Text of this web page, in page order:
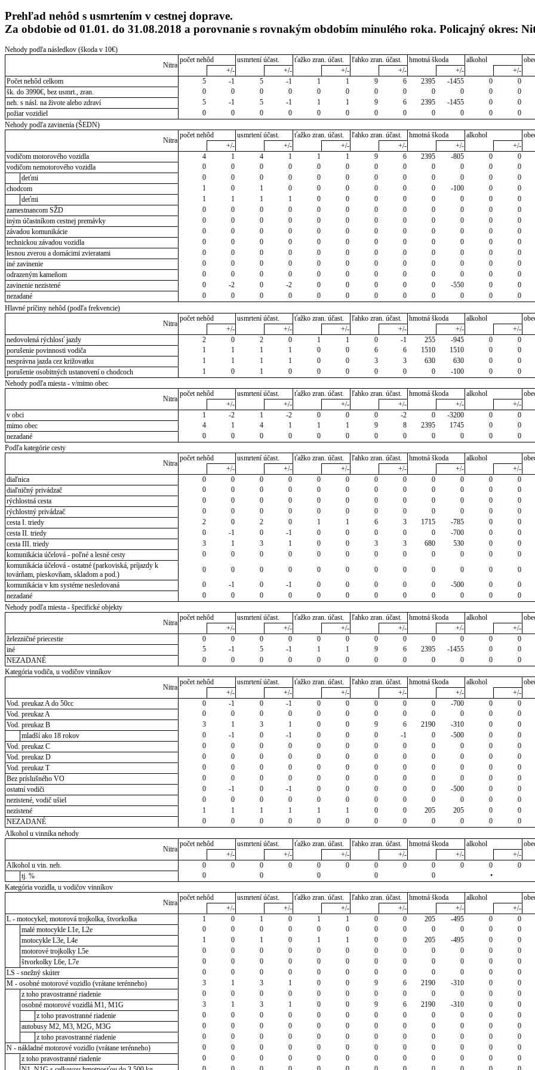
Prehľad nehôd s usmrtením v cestnej doprave.
Za obdobie od 01.01. do 31.08.2018 a porovnanie s rovnakým obdobím minulého roka. Policajný okres:
Nehody podľa následkov (škoda v 10€)
Nitra
počet nehôd usmrtení účast. ťažko zran. účast. ľahko zran. účast. hmotná škoda alkohol
+/-
+/- +/- +/- +/- +/-
Počet nehôd celkom
5 -1 5 -1 1 1 9 6 2395 -1455 0 0
šk. do 3990€, bez usmrt., zran.
0 0 0 0 0 0 0 0 0 0 0 0
neh. s násl. na živote alebo zdraví
5 -1 5 -1 1 1 9 6 2395 -1455 0 0
požiar vozidiel
0 0 0 0 0 0 0 0 0 0 0 0
Nehody podľa zavinenia (ŠEDN)
Nitra
počet nehôd usmrtení účast. ťažko zran. účast. ľahko zran. účast. hmotná škoda alkohol
+/-
+/- +/- +/- +/- +/-
vodičom motorového vozidla
4 1 4 1 1 1 9 6 2395 -805 0 0
vodičom nemotorového vozidla
0 0 0 0 0 0 0 0 0 0 0 0
deťmi
0 0 0 0 0 0 0 0 0 0 0 0
chodcom
1 0 1 0 0 0 0 0 0 -100 0 0
deťmi
1 1 1 1 0 0 0 0 0 0 0 0
zamestnancom SŽD
0 0 0 0 0 0 0 0 0 0 0 0
iným účastníkom cestnej premávky
0 0 0 0 0 0 0 0 0 0 0 0
závadou komunikácie
0 0 0 0 0 0 0 0 0 0 0 0
technickou závadou vozidla
0 0 0 0 0 0 0 0 0 0 0 0
lesnou zverou a domácimi zvieratami
0 0 0 0 0 0 0 0 0 0 0 0
iné zavinenie
0 0 0 0 0 0 0 0 0 0 0 0
odrazeným kameňom
0 0 0 0 0 0 0 0 0 0 0 0
zavinenie nezistené
0 -2 0 -2 0 0 0 0 0 -550 0 0
nezadané
0 0 0 0 0 0 0 0 0 0 0 0
Hlavné príčiny nehôd (podľa frekvencie)
Nitra
počet nehôd usmrtení účast. ťažko zran. účast. ľahko zran. účast. hmotná škoda alkohol
+/-
+/- +/- +/- +/- +/-
nedovolená rýchlosť jazdy
2 0 2 0 1 1 0 -1 255 -945 0 0
porušenie povinnosti vodiča
1 1 1 1 0 0 6 6 1510 1510 0 0
nesprávna jazda cez križovatku
1 1 1 1 0 0 3 3 630 630 0 0
porušenie osobitných ustanovení o chodcoch
1 0 1 0 0 0 0 0 0 -100 0 0
Nehody podľa miesta - v/mimo obec
Nitra
počet nehôd usmrtení účast. ťažko zran. účast. ľahko zran. účast. hmotná škoda alkohol
+/-
+/- +/- +/- +/- +/-
v obci
1 -2 1 -2 0 0 0 -2 0 -3200 0 0
mimo obec
4 1 4 1 1 1 9 8 2395 1745 0 0
nezadané
0 0 0 0 0 0 0 0 0 0 0 0
Podľa kategórie cesty
Nitra
počet nehôd usmrtení účast. ťažko zran. účast. ľahko zran. účast. hmotná škoda alkohol
+/-
+/- +/- +/- +/- +/-
diaľnica
0 0 0 0 0 0 0 0 0 0 0 0
diaľničný privádzač
0 0 0 0 0 0 0 0 0 0 0 0
rýchlostná cesta
0 0 0 0 0 0 0 0 0 0 0 0
rýchlostný privádzač
0 0 0 0 0 0 0 0 0 0 0 0
cesta I. triedy
2 0 2 0 1 1 6 3 1715 -785 0 0
cesta II. triedy
0 -1 0 -1 0 0 0 0 0 -700 0 0
cesta III. triedy
3 1 3 1 0 0 3 3 680 530 0 0
komunikácia účelová - poľné a lesné cesty
0 0 0 0 0 0 0 0 0 0 0 0
komunikácia účelová - ostatné (parkoviská, príjazdy k
továrňam, pieskovňam, skladom a pod.)
0 0 0 0 0 0 0 0 0 0 0 0
komunikácia v km systéme nesledovaná
0 -1 0 -1 0 0 0 0 0 -500 0 0
nezadané
0 0 0 0 0 0 0 0 0 0 0 0
Nehody podľa miesta - špecifické objekty
Nitra
počet nehôd usmrtení účast. ťažko zran. účast. ľahko zran. účast. hmotná škoda alkohol
+/-
+/- +/- +/- +/- +/-
železničné priecestie
0 0 0 0 0 0 0 0 0 0 0 0
iné
5 -1 5 -1 1 1 9 6 2395 -1455 0 0
NEZADANÉ
0 0 0 0 0 0 0 0 0 0 0 0
Kategória vodiča, u vodičov vinníkov
Nitra
počet nehôd usmrtení účast. ťažko zran. účast. ľahko zran. účast. hmotná škoda alkohol
+/-
+/- +/- +/- +/- +/-
Vod. preukaz A do 50cc
0 -1 0 -1 0 0 0 0 0 -700 0 0
Vod. preukaz A
0 0 0 0 0 0 0 0 0 0 0 0
Vod. preukaz B
3 1 3 1 0 0 9 6 2190 -310 0 0
mladší ako 18 rokov
0 -1 0 -1 0 0 0 -1 0 -500 0 0
Vod. preukaz C
0 0 0 0 0 0 0 0 0 0 0 0
Vod. preukaz D
0 0 0 0 0 0 0 0 0 0 0 0
Vod. preukaz T
0 0 0 0 0 0 0 0 0 0 0 0
Bez príslušného VO
0 0 0 0 0 0 0 0 0 0 0 0
ostatní vodiči
0 -1 0 -1 0 0 0 0 0 -500 0 0
nezistené, vodič ušiel
0 0 0 0 0 0 0 0 0 0 0 0
nezistené
1 1 1 1 1 1 0 0 205 205 0 0
NEZADANÉ
0 0 0 0 0 0 0 0 0 0 0 0
Alkohol u vinníka nehody
Nitra
počet nehôd usmrtení účast. ťažko zran. účast. ľahko zran. účast. hmotná škoda alkohol
+/-
+/- +/- +/- +/- +/-
Alkohol u vin. neh.
0 0 0 0 0 0 0 0 0 0 0 0
tj. %
0 0 0 0 0 •
Kategória vozidla, u vodičov vinníkov
Nitra
počet nehôd usmrtení účast. ťažko zran. účast. ľahko zran. účast. hmotná škoda alkohol
+/-
+/- +/- +/- +/- +/-
L - motocykel, motorová trojkolka, štvorkolka
1 0 1 0 1 1 0 0 205 -495 0 0
malé motocykle L1e, L2e
0 0 0 0 0 0 0 0 0 0 0 0
motocykle L3e, L4e
1 0 1 0 1 1 0 0 205 -495 0 0
motorové trojkolky L5e
0 0 0 0 0 0 0 0 0 0 0 0
štvorkolky L6e, L7e
0 0 0 0 0 0 0 0 0 0 0 0
LS - snežný skúter
0 0 0 0 0 0 0 0 0 0 0 0
M - osobné motorové vozidlo (vrátane terénneho)
3 1 3 1 0 0 9 6 2190 -310 0 0
z toho pravostranné riadenie
0 0 0 0 0 0 0 0 0 0 0 0
osobné motorové vozidlá M1, M1G
3 1 3 1 0 0 9 6 2190 -310 0 0
z toho pravostranné riadenie
0 0 0 0 0 0 0 0 0 0 0 0
autobusy M2, M3, M2G, M3G
0 0 0 0 0 0 0 0 0 0 0 0
z toho pravostranné riadenie
0 0 0 0 0 0 0 0 0 0 0 0
N - nákladné motorové vozidlo (vrátane terénneho)
0 0 0 0 0 0 0 0 0 0 0 0
z toho pravostranné riadenie
0 0 0 0 0 0 0 0 0 0 0 0